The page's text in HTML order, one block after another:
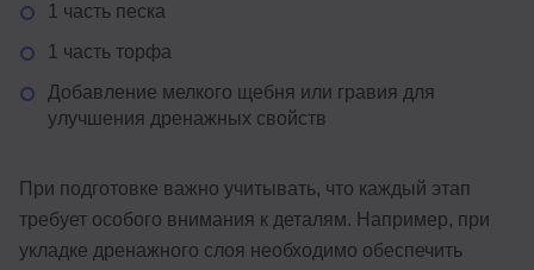
1 часть песка
1 часть торфа
Добавление мелкого щебня или гравия для
улучшения дренажных свойств
При подготовке важно учитывать, что каждый этап
требует особого внимания к деталям. Например, при
укладке дренажного слоя необходимо обеспечить